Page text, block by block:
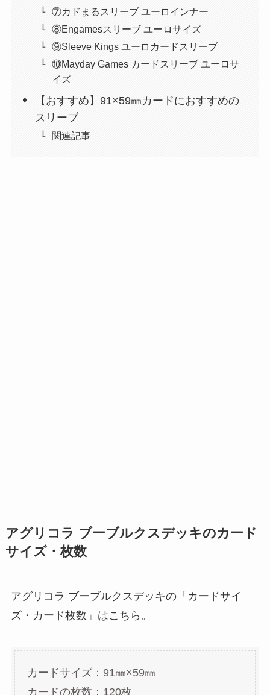
⑦カドまるスリーブ ユーロインナー
⑧Engamesスリーブ ユーロサイズ
⑨Sleeve Kings ユーロカードスリーブ
⑩Mayday Games カードスリーブ ユーロサ
イズ
【おすすめ】91×59㎜カードにおすすめの
スリーブ
関連記事
アグリコラ ブーブルクスデッキのカード
サイズ・枚数
アグリコラ ブーブルクスデッキの「カードサイ
ズ・カード枚数」はこちら。
カードサイズ：91㎜×59㎜
カードの枚数：120枚